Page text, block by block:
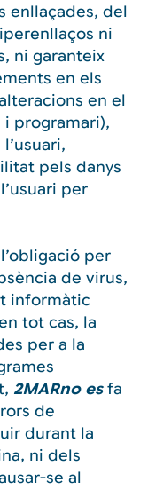
enllaçades, del
ni
ni garanteix
en els
en el
programari),
pels danys
per
per
de virus,
informàtic
tot cas, la
per a la
2MARno esfa
de
durant la
ni dels
se al